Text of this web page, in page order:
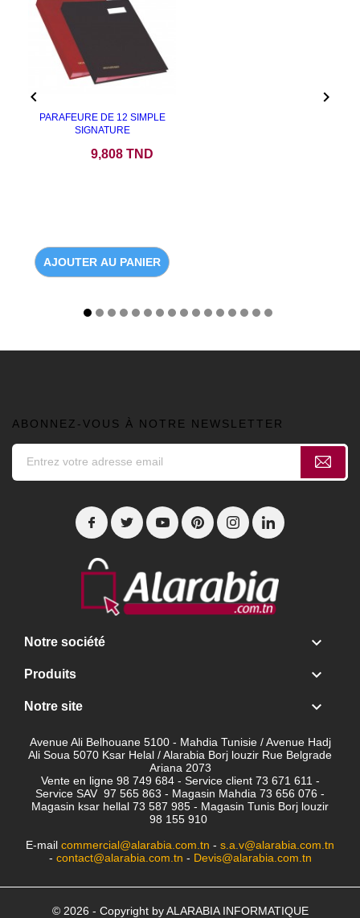
PARAFEURE DE 12 SIMPLE
SIGNATURE
9,808 TND
AJOUTER AU PANIER
 
ABONNEZ-VOUS À NOTRE NEWSLETTER
Notre société 
Produits 
Notre site 
Avenue Ali Belhouane 5100 - Mahdia Tunisie / Avenue Hadj
Ali Soua 5070 Ksar Helal / Alarabia Borj louzir Rue Belgrade
Ariana 2073
Vente en ligne 98 749 684 - Service client 73 671 611 -
Service SAV 97 565 863 - Magasin Mahdia 73 656 076 -
Magasin ksar hellal 73 587 985 - Magasin Tunis Borj louzir
98 155 910
E-mail commercial@alarabia.com.tn - s.a.v@alarabia.com.tn
- contact@alarabia.com.tn - Devis@alarabia.com.tn
© 2026 - Copyright by ALARABIA INFORMATIQUE